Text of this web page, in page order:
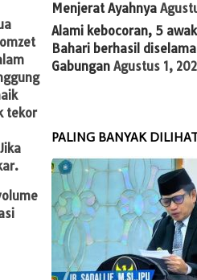
tekor
Menjerat Ayahnya
Alami kebocoran, 5
Bahari berhasil
Gabungan Agustus 1,
PALING BANYAK